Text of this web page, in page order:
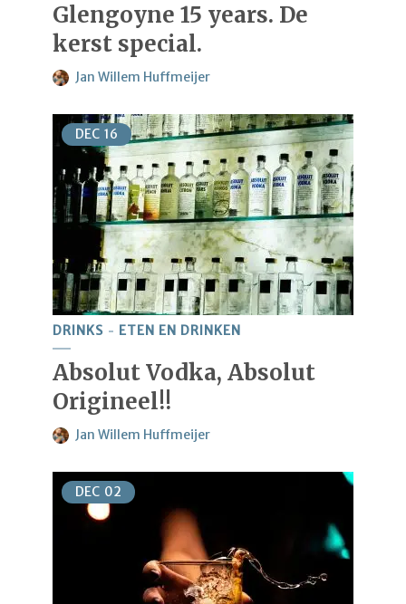
Glengoyne 15 years. De
kerst special.
Jan Willem Huffmeijer
DEC 16
DRINKS ETEN EN DRINKEN
Absolut Vodka, Absolut
Origineel!!
Jan Willem Huffmeijer
DEC 02